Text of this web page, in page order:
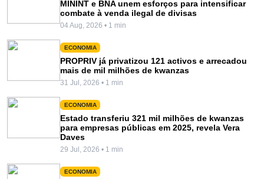
MININT e BNA unem esforços para intensificar
combate à venda ilegal de divisas
04 Aug, 2026 • 1 min
ECONOMIA
PROPRIV já privatizou 121 activos e arrecadou
mais de mil milhões de kwanzas
31 Jul, 2026 • 1 min
ECONOMIA
Estado transferiu 321 mil milhões de kwanzas
para empresas públicas em 2025, revela Vera
Daves
29 Jul, 2026 • 1 min
ECONOMIA